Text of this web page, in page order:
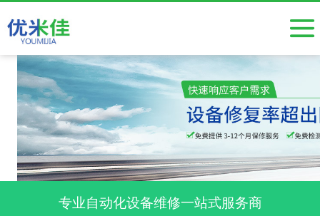
专业自动化设备维修一站式服务商
按产品分类 工业相机维修
触摸屏维修
伺服驱动器维修
变频器维修
电源维修